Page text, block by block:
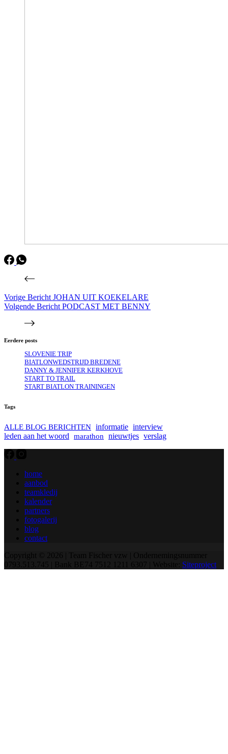
Vorige Bericht JOHAN UIT KOEKELARE
Volgende Bericht PODCAST MET BENNY
Eerdere posts
SLOVENIE TRIP
BIATLONWEDSTRIJD BREDENE
DANNY & JENNIFER KERKHOVE
START TO TRAIL
START BIATLON TRAININGEN
Tags
ALLE BLOG BERICHTEN informatie interview
leden aan het woord marathon nieuwtjes verslag
home
aanbod
teamkledij
kalender
partners
fotogalerij
blog
contact
Copyright © 2026 | Team Fischer vzw | Ondernemingsnummer
0793.513.745 | Bank BE74 7512 1211 6307 | Website: Siteproject